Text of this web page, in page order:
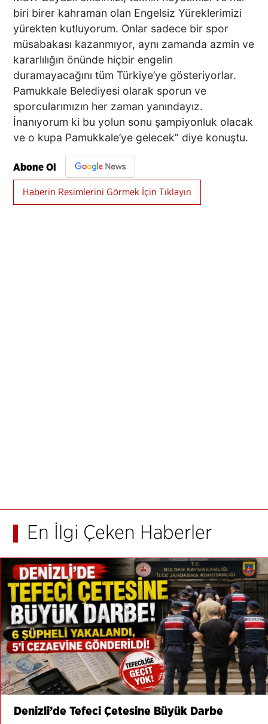
biri birer kahraman olan Engelsiz Yüreklerimizi
yürekten kutluyorum. Onlar sadece bir spor
müsabakası kazanmıyor, aynı zamanda azmin ve
kararlılığın önünde hiçbir engelin
duramayacağını tüm Türkiye’ye gösteriyorlar.
Pamukkale Belediyesi olarak sporun ve
sporcularımızın her zaman yanındayız.
İnanıyorum ki bu yolun sonu şampiyonluk olacak
ve o kupa Pamukkale’ye gelecek” diye konuştu.
Abone Ol
Haberin Resimlerini Görmek İçin Tıklayın
En İlgi Çeken Haberler
Denizli’de Tefeci Çetesine Büyük Darbe